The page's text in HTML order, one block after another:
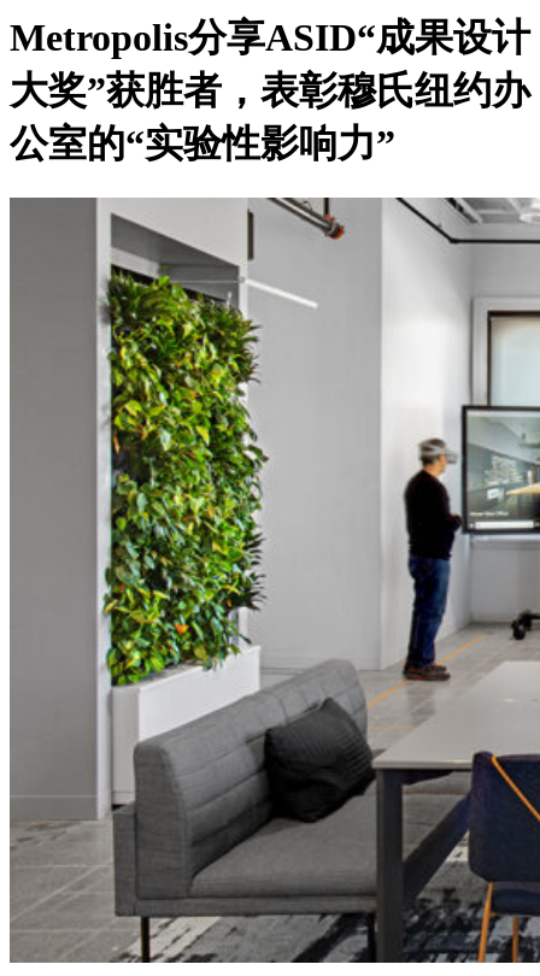
Metropolis分享ASID“成果设计
大奖”获胜者，表彰穆氏纽约办
公室的“实验性影响力”